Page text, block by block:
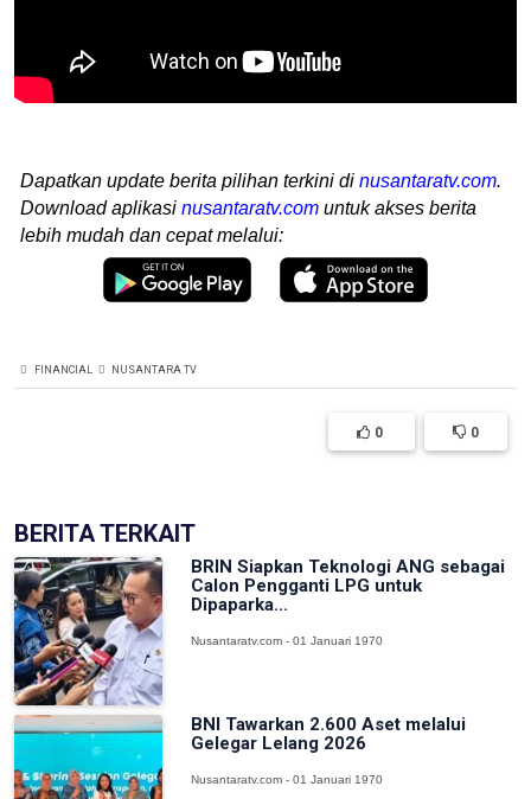
Dapatkan update berita pilihan terkini di nusantaratv.com.
Download aplikasi nusantaratv.com untuk akses berita
lebih mudah dan cepat melalui:
FINANCIAL NUSANTARA TV
0 0
BERITA TERKAIT
BRIN Siapkan Teknologi ANG sebagai
Calon Pengganti LPG untuk
Dipaparka...
Nusantaratv.com - 01 Januari 1970
BNI Tawarkan 2.600 Aset melalui
Gelegar Lelang 2026
Nusantaratv.com - 01 Januari 1970